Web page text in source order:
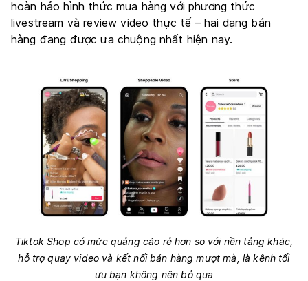
hoàn hảo hình thức mua hàng với phương thức
livestream và review video thực tế – hai dạng bán
hàng đang được ưa chuộng nhất hiện nay.
Tiktok Shop có mức quảng cáo rẻ hơn so với nền tảng khác,
hỗ trợ quay video và kết nối bán hàng mượt mà, là kênh tối
ưu bạn không nên bỏ qua